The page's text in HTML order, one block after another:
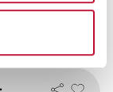
sementi